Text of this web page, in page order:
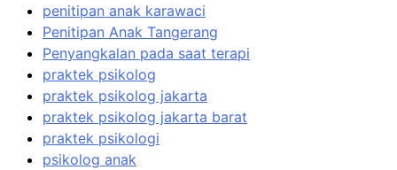
penitipan anak karawaci
Penitipan Anak Tangerang
Penyangkalan pada saat terapi
praktek psikolog
praktek psikolog jakarta
praktek psikolog jakarta barat
praktek psikologi
psikolog anak